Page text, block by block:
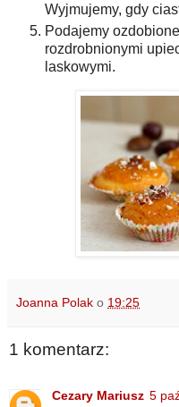
Wyjmujemy, gdy
Podajemy
rozdrobnionymi
laskowymi.
Joanna Polak o 19:25
1 komentarz:
Cezary Mariusz 5